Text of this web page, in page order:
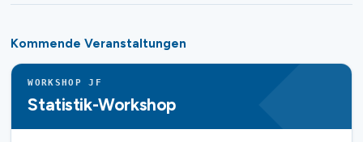
Kommende Veranstaltungen
WORKSHOP JF
Statistik-Workshop